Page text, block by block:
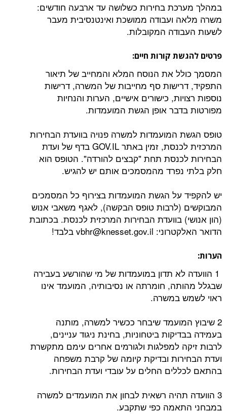
במהלך מערכת בחירות כשלושה עד ארבעה חודשים:
משרה מלאה ועבודה ממושכת ואינטנסיבית מעבר
לשעות העבודה המקובלות.
פרטים להגשת קורות חיים:
המסמך כולל את הנוסח המלא והמחייב של תיאור
התפקיד, דרישות סף מחייבות של המשרה, דרישות
נוספות רצויות, כישורים אישיים, הערות והנחיות
מפורטות בדבר אופן הגשת המועמדות.
טופס הגשת המועמדות למשרה פנויה בוועדת הבחירות
המרכזית לכנסת, זמין באתר GOV.IL בדף של ועדת
הבחירות לכנסת תחת "קבצים להורדה". הטופס הוא
חלק בלתי נפרד מהמסמכים אותם יש להגיש.
יש להקפיד על הגשת המועמדות בצירוף כל המסמכים
המבוקשים (לרבות טופס הבקשה), לאגף משאבי אנוש
(הון אנושי) בוועדת הבחירות המרכזית לכנסת. בכתובת
הדואר האלקטרוני: vbhr@knesset.gov.il בלבד!
הערות:
1 הוועדה לא תדון במועמדות של מי שהורשע בעבירה
שבגלל מהותה, חומרתה או נסיבותיה, המועמד אינו
ראוי לשמש במשרה.
2 שיבוץ המועמד שיבחר ככשיר למשרה, מותנה
בעמידה בבדיקות ביטחוניות, בחינת ניגוד עניינים,
לרבות זיקה למפלגות ולגורמים אחרים עימם מתקשרת
ועדת הבחירות ובדיקת קיומה של קרבת משפחה
בהתאם לכללים החלים על עובדי ועדת הבחירות.
3 הוועדה תהיה רשאית לבחון את המועמדים למשרה
במבחני התאמה כפי שתקבע.